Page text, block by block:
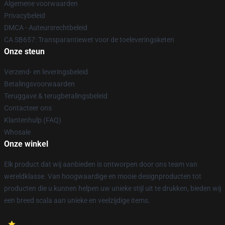
Algemene voorwaarden
Privacybeleid
DMCA - Auteursrechtbeleid
CA SB657: Transparantiewet voor de toeleveringsketen
Onze steun
Verzend- en leveringsbeleid
Betalingsvoorwaarden
Teruggave & terugbetalingsbeleid
Contacteer ons
Klantenhulp (FAQ)
Whosale
Onze winkel
Elk product dat wij aanbieden is ontworpen door ons team van
wereldklasse. Van hoogwaardige en mooie designproducten tot
producten die u kunnen helpen uw unieke stijl uit te drukken, bieden wij
een breed scala aan unieke en veelzijdige items.